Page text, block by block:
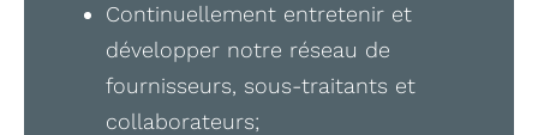
Continuellement entretenir et
développer notre réseau de
fournisseurs, sous-traitants et
collaborateurs;